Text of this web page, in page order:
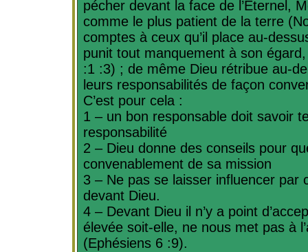
pécher devant la face de l’Eternel,
comme le plus patient de la terre
comptes à ceux qu’il place au-
punit tout manquement à son
:1 :3) ; de même Dieu rétribue au-
leurs responsabilités de façon
C’est pour cela :
1 – un bon responsable doit savoir
responsabilité
2 – Dieu donne des conseils pour
convenablement de sa mission
3 – Ne pas se laisser influencer par
devant Dieu.
4 – Devant Dieu il n’y a point
élevée soit-elle, ne nous met pas à
(Ephésiens 6 :9).